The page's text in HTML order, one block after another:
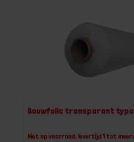
Bouwfolie transparant type
Niet op voorraad, levertijd 1 tot